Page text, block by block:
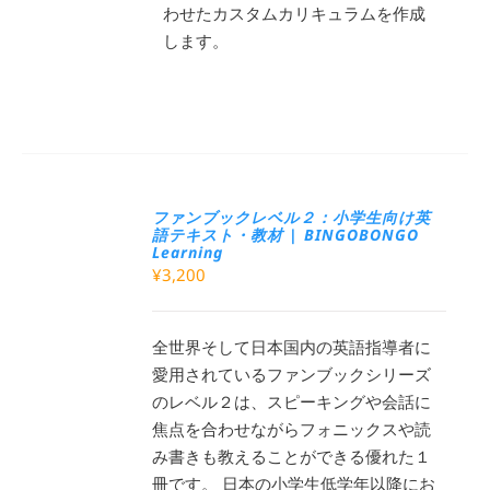
わせたカスタムカリキュラムを作成
します。
ファンブックレベル２：小学生向け英
語テキスト・教材 | BINGOBONGO
Learning
¥3,200
全世界そして日本国内の英語指導者に
愛用されているファンブックシリーズ
のレベル２は、スピーキングや会話に
焦点を合わせながらフォニックスや読
み書きも教えることができる優れた１
冊です。 日本の小学生低学年以降にお